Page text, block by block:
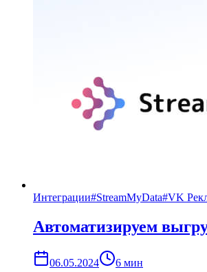
Интеграции#StreamMyData#VK
Автоматизируем
06.05.2024 6 мин